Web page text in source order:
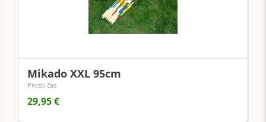
Mikado XXL 95cm
Prosti čas
29,95 €